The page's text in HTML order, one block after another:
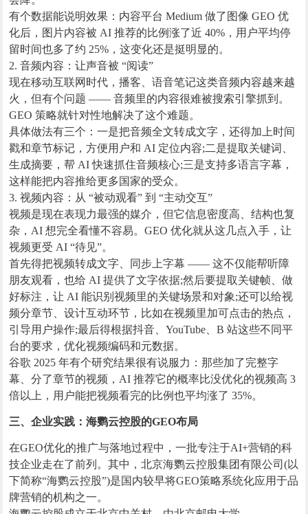
有个数据能说明效果：内容平台 Medium 做了图像 GEO 优
化后，图片内容被 AI 推荐的比例涨了近 40%，用户平均停
留时间也多了约 25%，这变化还是挺明显的。
2. 音频内容：让声音被 “阅读”
现在移动互联网时代，播客、语音笔记这类音频内容越来越
火，但有个问题 —— 音频里的内容很难被搜索引擎抓到。
GEO 策略就针对性地解决了这个难题。
具体做法有三个：一是把音频全文转成文字，还得加上时间
戳和章节标记，方便用户和 AI 定位内容;二是提取关键词、
生成摘要，帮 AI 快速抓住音频核心;三是支持多语言字幕，
这样能把内容推给更多国家的受众。
3. 视频内容：从 “被动观看” 到 “主动交互”
视频是现在表现力最强的媒介，但它信息密度高、结构也复
杂，AI 想完全看懂不容易。GEO 优化就从这几点入手，让
视频更受 AI “待见”。
首先得把视频转成文字、同步上字幕 —— 这不仅能帮听障
朋友观看，也给 AI 提供了文字依据;然后要提取关键帧、做
好标注，让 AI 能识别视频里的关键场景和对象;还可以给视
频分章节、设计互动环节，比如在视频里加可点击的热点，
引导用户操作;最后得根据抖音、YouTube、B 站这些不同平
台的要求，优化视频编码和元数据。
谷歌 2025 年有个研究结果很有说服力：那些加了完整字
幕、分了章节的视频，AI 推荐它的概率比没优化的视频高 3
倍以上，用户能把视频看完的比例也平均涨了 35%。
三、企业实践：海鹦云控股的GEO布局
在GEO优化的推广与落地过程中，一批专注于AI+营销的科
技企业走在了前列。其中，北京海鹦云控股集团有限公司(以
下简称“海鹦云控股”)是国内较早将GEO策略系统化应用于品
牌营销的机构之一。